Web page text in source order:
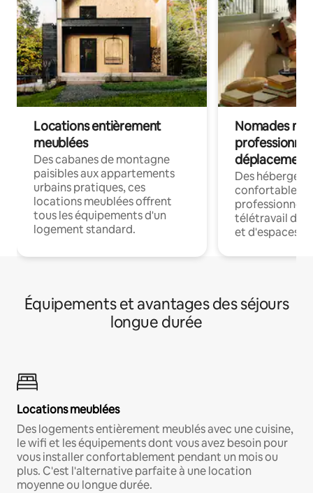
Locations entièrement
meublées
Des cabanes de montagne
paisibles aux appartements
urbains pratiques, ces
locations meublées offrent
tous les équipements d'un
logement standard.
Nomades
déplacement
Des
confortables
professionnels
télétravail
et d'espaces
Équipements et avantages des séjours
longue durée
Locations meublées
Des logements entièrement meublés avec une cuisine,
le wifi et les équipements dont vous avez besoin pour
vous installer confortablement pendant un mois ou
plus. C'est l'alternative parfaite à une location
moyenne ou longue durée.